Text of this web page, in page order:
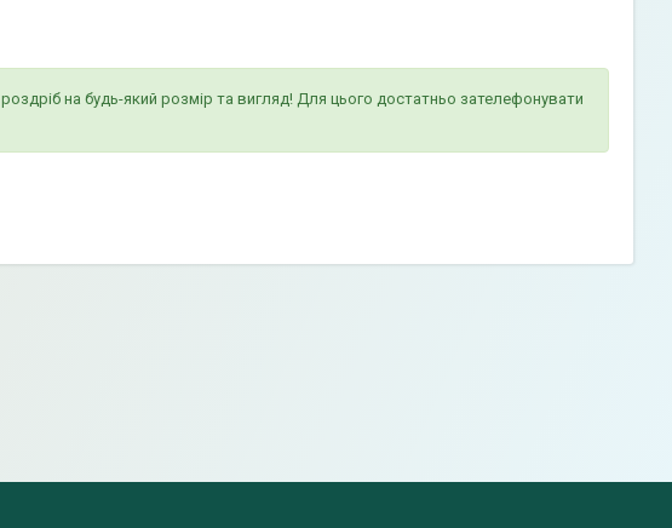
на будь-який розмір та вигляд! Для цього достатньо зателефонувати